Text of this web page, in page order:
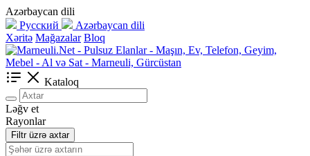
Azərbaycan dili
Русский
Azərbaycan dili
Xəritə Mağazalar Bloq
Kataloq
Ləğv et
Rayonlar
Filtr üzrə axtar